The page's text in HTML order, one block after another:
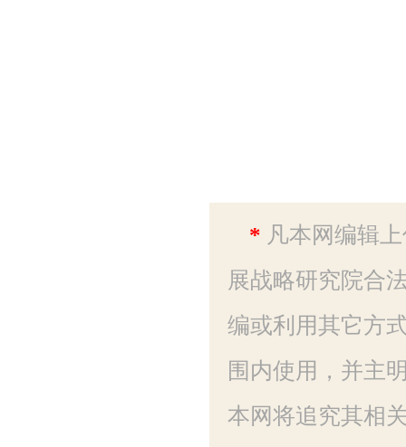
* 凡本网编辑
展战略研究院合
编或利用其它方
围内使用，并主
本网将追究其相